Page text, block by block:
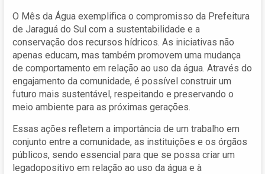
O Mês da Água exemplifica o compromisso da Prefeitura
de Jaraguá do Sul com a sustentabilidade e a
conservação dos recursos hídricos. As iniciativas não
apenas educam, mas também promovem uma mudança
de comportamento em relação ao uso da água. Através do
engajamento da comunidade, é possível construir um
futuro mais sustentável, respeitando e preservando o
meio ambiente para as próximas gerações.
Essas ações refletem a importância de um trabalho em
conjunto entre a comunidade, as instituições e os órgãos
públicos, sendo essencial para que se possa criar um
legadopositivo em relação ao uso da água e à